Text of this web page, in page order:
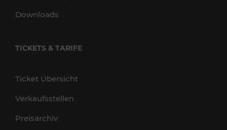
Downloads
TICKETS & TARIFE
Ticket Übersicht
Verkaufsstellen
Preisarchiv